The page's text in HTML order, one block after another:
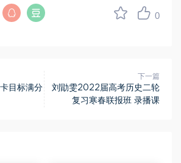
0
目标满分
下一篇
刘勖雯2022届高考历史二轮
复习寒春联报班 录播课